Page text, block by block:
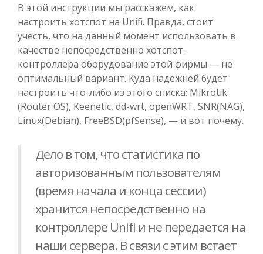
В этой инструкции мы расскажем, как
настроить хотспот на Unifi. Правда, стоит
учесть, что на данный момент использовать в
качестве непосредственно хотспот-
контроллера оборудование этой фирмы — не
оптимальный вариант. Куда надежней будет
настроить что-либо из этого списка: Mikrotik
(Router OS), Keenetic, dd-wrt, openWRT, SNR(NAG),
Linux(Debian), FreeBSD(pfSense), — и вот почему.
Дело в том, что статистика по
авторизованным пользователям
(время начала и конца сессии)
хранится непосредственно на
контроллере Unifi и не передается на
наши сервера. В связи с этим встает